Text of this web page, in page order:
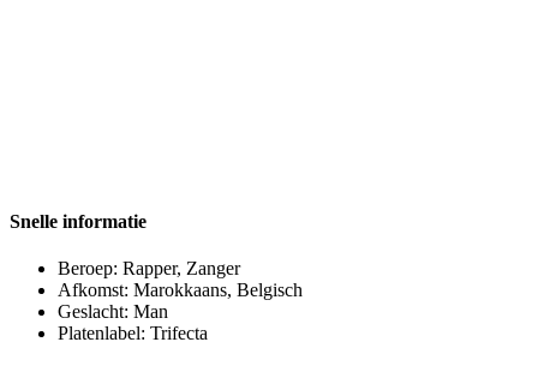
Snelle informatie
Beroep: Rapper, Zanger
Afkomst: Marokkaans, Belgisch
Geslacht: Man
Platenlabel: Trifecta